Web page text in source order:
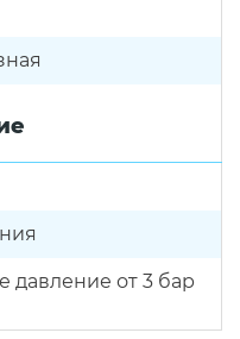
давление от 3 бар